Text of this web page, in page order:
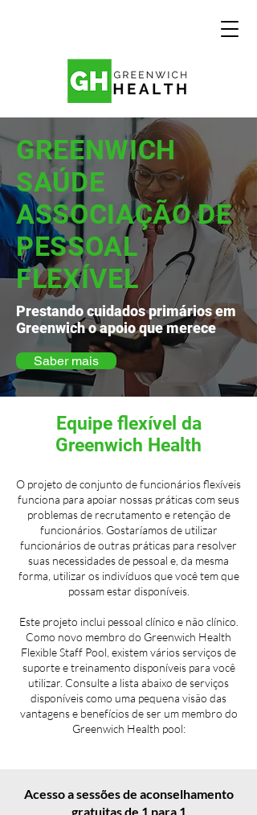
GREENWICH
SAÚDE
ASSOCIAÇÃO DE
PESSOAL
FLEXÍVEL
Prestando cuidados primários em
Greenwich o apoio que merece
Saber mais
Equipe flexível da
Greenwich Health
O projeto de conjunto de funcionários flexíveis
funciona para apoiar nossas práticas com seus
problemas de recrutamento e retenção de
funcionários. Gostaríamos de utilizar
funcionários de outras práticas para resolver
suas necessidades de pessoal e, da mesma
forma, utilizar os indivíduos que você tem que
possam estar disponíveis.
Este projeto inclui pessoal clínico e não clínico.
Como novo membro do Greenwich Health
Flexible Staff Pool, existem vários serviços de
suporte e treinamento disponíveis para você
utilizar. Consulte a lista abaixo de serviços
disponíveis como uma pequena visão das
vantagens e benefícios de ser um membro do
Greenwich Health pool:​​
Acesso a sessões de aconselhamento
gratuitas de 1 para 1